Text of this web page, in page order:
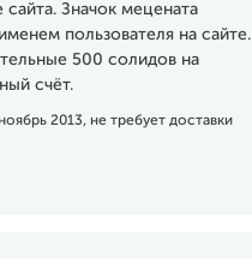
сайта. Значок мецената
пользователя на сайте.
500 солидов на
счёт.
ноябрь 2013, не требует доставки